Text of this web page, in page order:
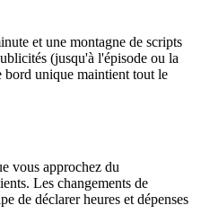
et une montagne de scripts
(jusqu'à l'épisode ou la
bord unique maintient tout le
vous approchez du
Les changements de
de déclarer heures et dépenses